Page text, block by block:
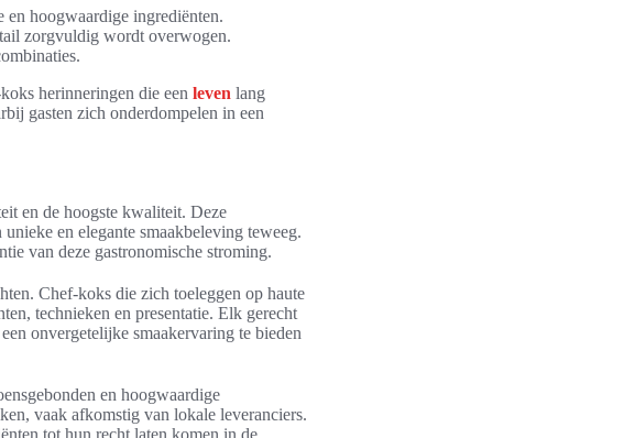
en hoogwaardige ingrediënten.
zorgvuldig wordt overwogen.
herinneringen die een leven lang
gasten zich onderdompelen in een
en de hoogste kwaliteit. Deze
en elegante smaakbeleving teweeg.
van deze gastronomische stroming.
Chef-koks die zich toeleggen op haute
technieken en presentatie. Elk gerecht
onvergetelijke smaakervaring te bieden
en hoogwaardige
vaak afkomstig van lokale leveranciers.
tot hun recht laten komen in de